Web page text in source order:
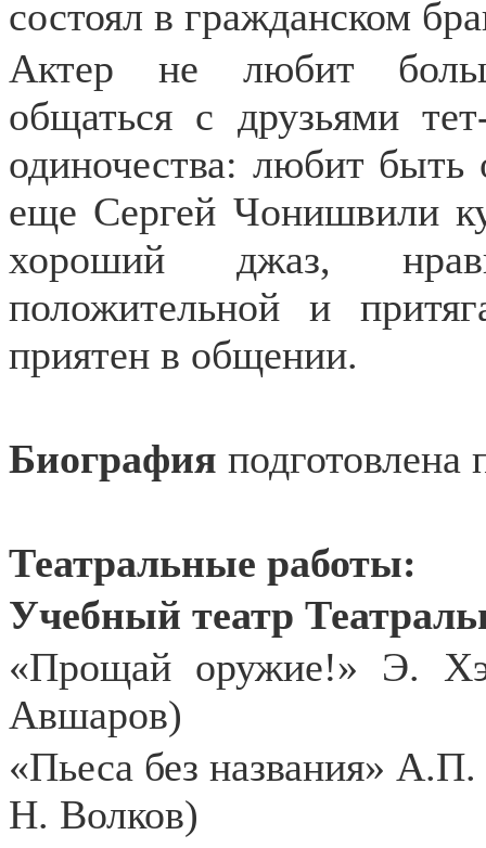
состоял в гражданском
Актер не любит
общаться с друзьями
одиночества: любит
еще Сергей Чонишвили
хороший джаз,
положительной и
приятен в общении.
Биография
Театральные работы:
Учебный театр
«Прощай оружие!» Э.
Авшаров)
«Пьеса без названия»
Н. Волков)